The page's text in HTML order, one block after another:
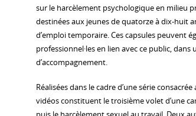
sur le harcèlement psychologique en milieu
destinées aux jeunes de quatorze à dix-huit
d’emploi temporaire. Ces capsules peuvent
professionnel·les en lien avec ce public,
d’accompagnement.
Réalisées dans le cadre d’une série
vidéos constituent le troisième volet d’une